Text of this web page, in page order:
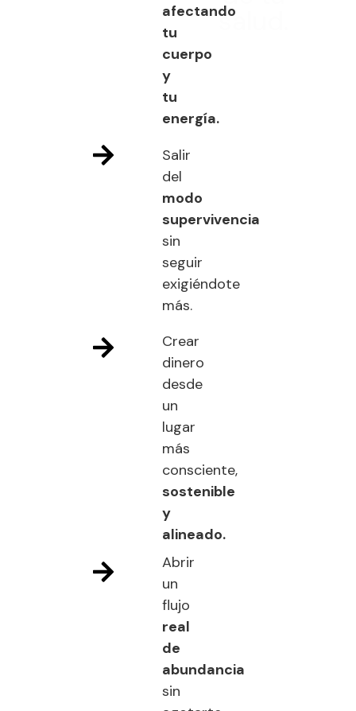
afectando
tu
cuerpo
y
tu
energía.
Salir
del
modo
supervivencia
sin
seguir
exigiéndote
más.
Crear
dinero
desde
un
lugar
más
consciente,
sostenible
y
alineado.
Abrir
un
flujo
real
de
abundancia
sin
salud.